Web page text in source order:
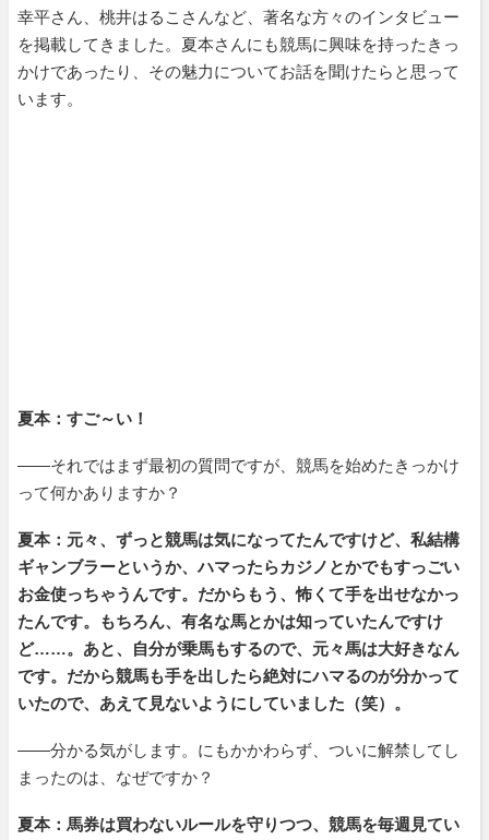
幸平さん、桃井はるこさんなど、著名な方々のインタビュー
を掲載してきました。夏本さんにも競馬に興味を持ったきっ
かけであったり、その魅力についてお話を聞けたらと思って
います。
夏本：すご～い！
――それではまず最初の質問ですが、競馬を始めたきっかけ
って何かありますか？
夏本：元々、ずっと競馬は気になってたんですけど、私結構
ギャンブラーというか、ハマったらカジノとかでもすっごい
お金使っちゃうんです。だからもう、怖くて手を出せなかっ
たんです。もちろん、有名な馬とかは知っていたんですけ
ど……。あと、自分が乗馬もするので、元々馬は大好きなん
です。だから競馬も手を出したら絶対にハマるのが分かって
いたので、あえて見ないようにしていました（笑）。
――分かる気がします。にもかかわらず、ついに解禁してし
まったのは、なぜですか？
夏本：馬券は買わないルールを守りつつ、競馬を毎週見てい